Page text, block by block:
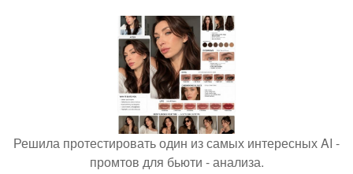
Решила протестировать один из самых интересных AI -
промтов для бьюти - анализа.